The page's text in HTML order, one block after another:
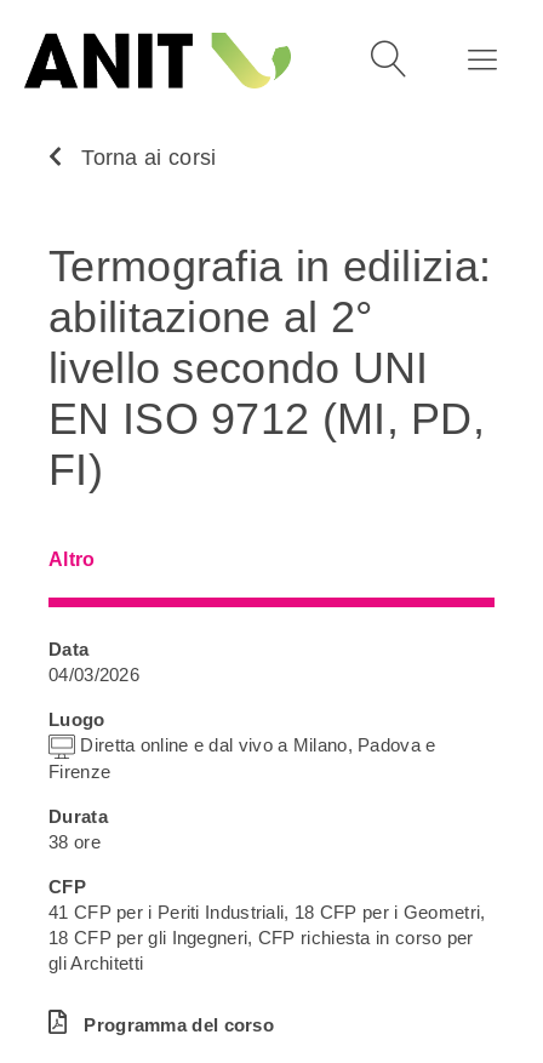
Torna ai corsi
Termografia in edilizia:
abilitazione al 2°
livello secondo UNI
EN ISO 9712 (MI, PD,
FI)
Altro
Data
04/03/2026
Luogo
Diretta online e dal vivo a Milano, Padova e
Firenze
Durata
38 ore
CFP
41 CFP per i Periti Industriali, 18 CFP per i Geometri,
18 CFP per gli Ingegneri, CFP richiesta in corso per
gli Architetti
Programma del corso